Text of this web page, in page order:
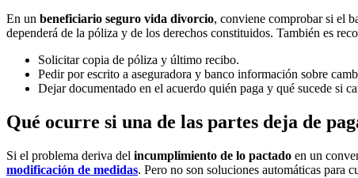
En un beneficiario seguro vida divorcio, conviene comprobar si el
dependerá de la póliza y de los derechos constituidos. También es
Solicitar copia de póliza y último recibo.
Pedir por escrito a aseguradora y banco información sobre
Dejar documentado en el acuerdo quién paga y qué sucede si
Qué ocurre si una de las partes deja de
Si el problema deriva del incumplimiento de lo pactado en un
modificación de medidas. Pero no son soluciones automáticas para